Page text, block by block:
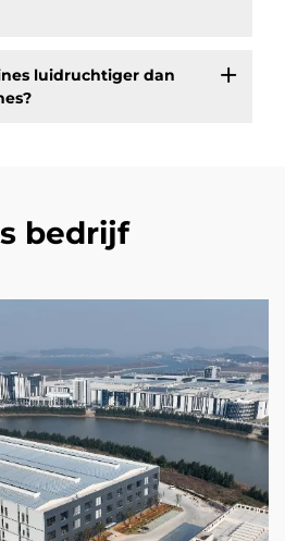
luidruchtiger dan
bedrijf